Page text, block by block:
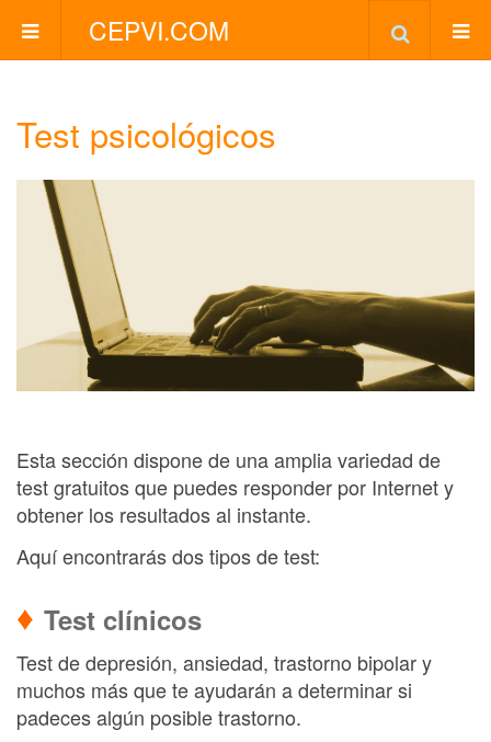
CEPVI.COM
Test psicológicos
Esta sección dispone de una amplia variedad de
test gratuitos que puedes responder por Internet y
obtener los resultados al instante.
Aquí encontrarás dos tipos de test:
♦ Test clínicos
Test de depresión, ansiedad, trastorno bipolar y
muchos más que te ayudarán a determinar si
padeces algún posible trastorno.